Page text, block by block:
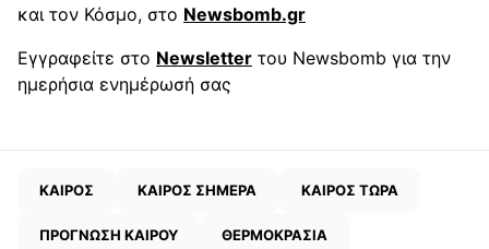
και τον Κόσμο, στο Newsbomb.gr
Εγγραφείτε στο Newsletter του Newsbomb για την
ημερήσια ενημέρωσή σας
ΚΑΙΡΟΣ ΚΑΙΡΟΣ ΣΗΜΕΡΑ ΚΑΙΡΟΣ ΤΩΡΑ
ΠΡΟΓΝΩΣΗ ΚΑΙΡΟΥ ΘΕΡΜΟΚΡΑΣΙΑ